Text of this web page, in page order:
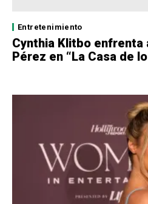
Entretenimiento
Cynthia Klitbo enfrenta
Pérez en “La Casa de